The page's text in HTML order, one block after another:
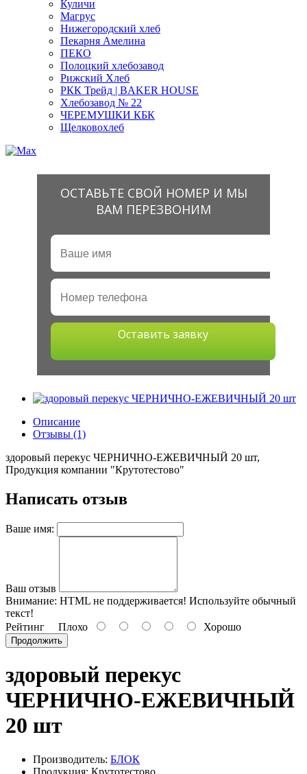
Куличи
Магрус
Нижегородский хлеб
Пекарня Амелина
ПЕКО
Полоцкий хлебозавод
Рижский Хлеб
РКК Трейд | BAKER HOUSE
Хлебозавод № 22
ЧЕРЕМУШКИ КБК
Щелковохлеб
ОСТАВЬТЕ СВОЙ НОМЕР И МЫ
ВАМ ПЕРЕЗВОНИМ
Оставить заявку
Описание
Отзывы (1)
здоровый перекус ЧЕРНИЧНО-ЕЖЕВИЧНЫЙ 20 шт,
Продукция компании "Крутотестово"
Написать отзыв
Ваше имя:
Ваш отзыв
Внимание: HTML не поддерживается! Используйте обычный
текст!
Рейтинг Плохо Хорошо
Продолжить
здоровый перекус
ЧЕРНИЧНО-ЕЖЕВИЧНЫЙ
20 шт
Производитель: БЛОК
Продукция: Крутотестово